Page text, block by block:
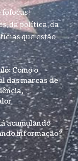
fofocas!
da política, da
que estão
Como o
das marcas de
acumulando
informação?